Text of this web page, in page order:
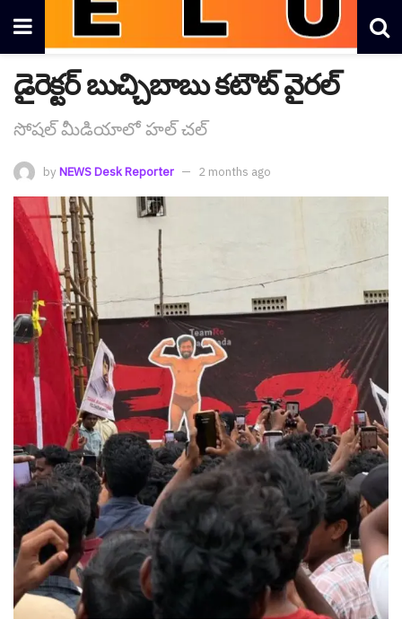
డైరెక్ట‌ర్ బుచ్చిబాబు క‌టౌట్ వైర‌ల్
సోష‌ల్ మీడియాలో హ‌ల్ చ‌ల్
by NEWS Desk Reporter 2 months ago